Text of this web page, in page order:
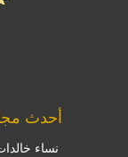
أحدث
نساء